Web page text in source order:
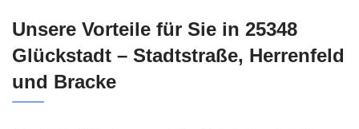
Unsere Vorteile für Sie in 25348
Glückstadt – Stadtstraße, Herrenfeld
und Bracke